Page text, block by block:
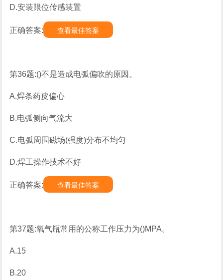
D.安装限位传感装置
正确答案: 查看最佳答案
第36题:()不是造成电弧偏吹的原因。
A.焊条药皮偏心
B.电弧侧向气流大
C.电弧周围磁场(强度)分布不均匀
D.焊工操作技术不好
正确答案: 查看最佳答案
第37题:氧气瓶常用的公称工作压力为()MPA。
A.15
B.20